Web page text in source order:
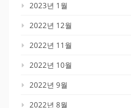
2023년 1월
2022년 12월
2022년 11월
2022년 10월
2022년 9월
2022년 8월